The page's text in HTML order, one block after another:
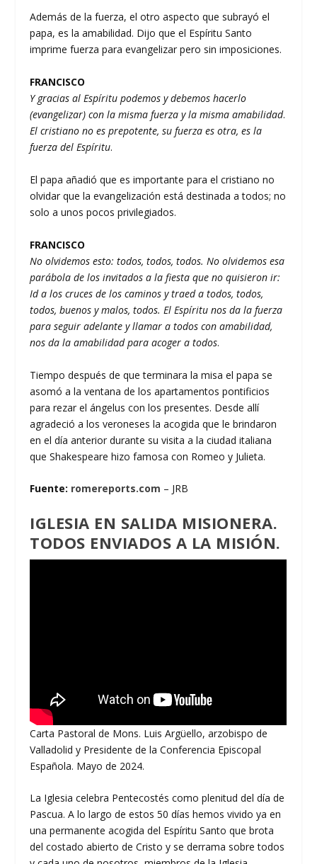
Además de la fuerza, el otro aspecto que subrayó el
papa, es la amabilidad. Dijo que el Espíritu Santo
imprime fuerza para evangelizar pero sin imposiciones.
FRANCISCO
Y gracias al Espíritu podemos y debemos hacerlo
(evangelizar) con la misma fuerza y la misma amabilidad.
El cristiano no es prepotente, su fuerza es otra, es la
fuerza del Espíritu.
El papa añadió que es importante para el cristiano no
olvidar que la evangelización está destinada a todos; no
solo a unos pocos privilegiados.
FRANCISCO
No olvidemos esto: todos, todos, todos. No olvidemos esa
parábola de los invitados a la fiesta que no quisieron ir:
Id a los cruces de los caminos y traed a todos, todos,
todos, buenos y malos, todos. El Espíritu nos da la fuerza
para seguir adelante y llamar a todos con amabilidad,
nos da la amabilidad para acoger a todos.
Tiempo después de que terminara la misa el papa se
asomó a la ventana de los apartamentos pontificios
para rezar el ángelus con los presentes. Desde allí
agradeció a los veroneses la acogida que le brindaron
en el día anterior durante su visita a la ciudad italiana
que Shakespeare hizo famosa con Romeo y Julieta.
Fuente: romereports.com – JRB
IGLESIA EN SALIDA MISIONERA.
TODOS ENVIADOS A LA MISIÓN.
Carta Pastoral de Mons. Luis Argüello, arzobispo de
Valladolid y Presidente de la Conferencia Episcopal
Española. Mayo de 2024.
La Iglesia celebra Pentecostés como plenitud del día de
Pascua. A lo largo de estos 50 días hemos vivido ya en
una permanente acogida del Espíritu Santo que brota
del costado abierto de Cristo y se derrama sobre todos